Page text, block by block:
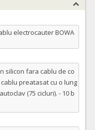
electrocauter BOWA
silicon fara cablu de co
preatasat cu o lung
(75 cicluri). - 10 b